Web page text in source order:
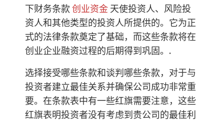
下财务条款 创业资金 天使投资人、风险投
资人和其他类型的投资人所提供的。它为正
式的法律条款奠定了基础，而这些条款将在
创业企业融资过程的后期得到巩固。.
选择接受哪些条款和谈判哪些条款，对于与
投资者建立最佳关系并确保公司成功非常重
要。在条款表中有一些红旗需要注意，这些
红旗表明投资者没有考虑到贵公司的最佳利